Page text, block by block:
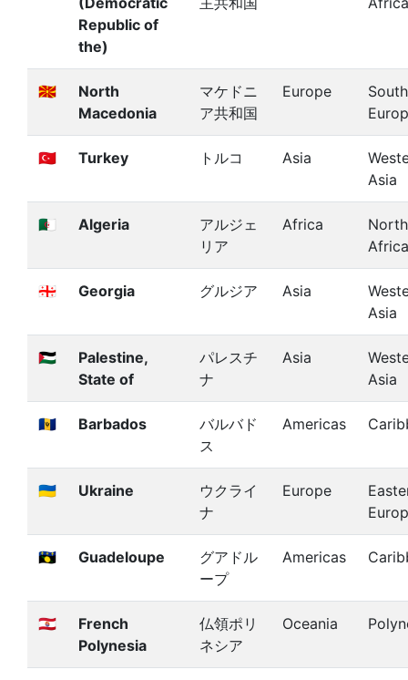
Republic of
the)
🇲🇰
North
Macedonia
マケドニ
ア共和国
Europe
🇹🇷 Turkey トルコ Asia
Asia
🇩🇿 Algeria
アルジェ
リア
Africa
Africa
🇬🇪 Georgia グルジア Asia
Asia
🇵🇸
Palestine,
State of
パレスチ
ナ
Asia
Asia
🇧🇧 Barbados
バルバド
ス
Americas
🇺🇦 Ukraine
ウクライ
ナ
Europe
🇬🇵 Guadeloupe
グアドル
ープ
Americas
🇵🇫
French
Polynesia
仏領ポリ
ネシア
Oceania